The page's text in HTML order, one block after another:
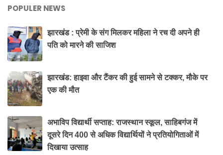
POPULER NEWS
झारखंड : प्रेमी के संग मिलकर महिला ने रच दी अपने ही
पति को मारने की साजिश
झारखंड: हाइवा और टैंकर की हुई सामने से टक्कर, मौके पर
एक की मौत
अभाविप विद्यार्थी सप्ताह: राजस्थान स्कूल, साहिबगंज में
दूसरे दिन 400 से अधिक विद्यार्थियों ने प्रतियोगिताओं में
दिखाया उत्साह